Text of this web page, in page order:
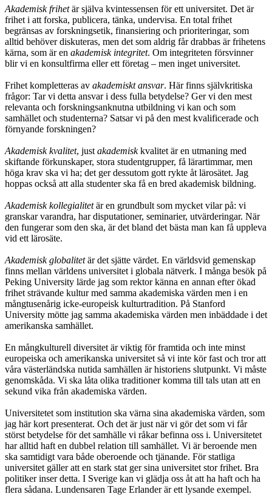
Akademisk frihetär själva kvintessensen för ett universitet. Det är
frihet i att forska, publicera, tänka, undervisa. En total frihet
begränsas av forskningsetik, finansiering och prioriteringar, som
alltid behöver diskuteras, men det som aldrig får drabbas är frihetens
kärna, som är en akademisk integritet. Om integriteten försvinner
blir vi en konsultfirma eller ett företag – men inget universitet.
Frihet kompletteras av akademiskt ansvar. Här finns självkritiska
frågor: Tar vi detta ansvar i dess fulla betydelse? Ger vi den mest
relevanta och forskningsanknutna utbildning vi kan och som
samhället och studenterna? Satsar vi på den mest kvalificerade och
förnyande forskningen?
Akademisk kvalitet, just akademiskkvalitet är en utmaning med
skiftande förkunskaper, stora studentgrupper, få lärartimmar, men
höga krav ska vi ha; det ger dessutom gott rykte åt lärosätet. Jag
hoppas också att alla studenter ska få en bred akademisk bildning.
Akademisk kollegialitetär en grundbult som mycket vilar på: vi
granskar varandra, har disputationer, seminarier, utvärderingar. När
den fungerar som den ska, är det bland det bästa man kan få uppleva
vid ett lärosäte.
Akademisk globalitetär det sjätte värdet. En världsvid gemenskap
finns mellan världens universitet i globala nätverk. I många besök på
Peking University lärde jag som rektor känna en annan efter ökad
frihet strävande kultur med samma akademiska värden men i en
mångtusenårig icke-europeisk kulturtradition. På Stanford
University mötte jag samma akademiska värden men inbäddade i det
amerikanska samhället.
En mångkulturell diversitet är viktig för framtida och inte minst
europeiska och amerikanska universitet så vi inte kör fast och tror att
våra västerländska nutida samhällen är historiens slutpunkt. Vi måste
genomskåda. Vi ska låta olika traditioner komma till tals utan att en
sekund vika från akademiska värden.
Universitetet som institution ska värna sina akademiska värden, som
jag här kort presenterat. Och det är just när vi gör det som vi får
störst betydelse för det samhälle vi råkar befinna oss i. Universitetet
har alltid haft en dubbel relation till samhället. Vi är beroende men
ska samtidigt vara både oberoende och tjänande. För statliga
universitet gäller att en stark stat ger sina universitet stor frihet. Bra
politiker inser detta. I Sverige kan vi glädja oss åt att ha haft och ha
flera sådana. Lundensaren Tage Erlander är ett lysande exempel.